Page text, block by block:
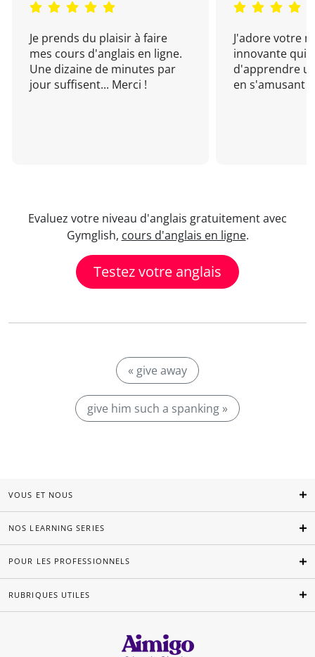
Je prends du plaisir à faire
mes cours d'anglais en ligne.
Une dizaine de minutes par
jour suffisent... Merci !
J'adore votre
innovante qui
d'apprendre
en s'amusant !
Evaluez votre niveau d'anglais gratuitement avec
Gymglish, cours d'anglais en ligne.
Testez votre anglais
« give away
give him such a spanking »
VOUS ET NOUS
NOS LEARNING SERIES
POUR LES PROFESSIONNELS
RUBRIQUES UTILES